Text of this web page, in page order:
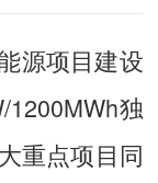
源项目建设
1200MWh独
重点项目同